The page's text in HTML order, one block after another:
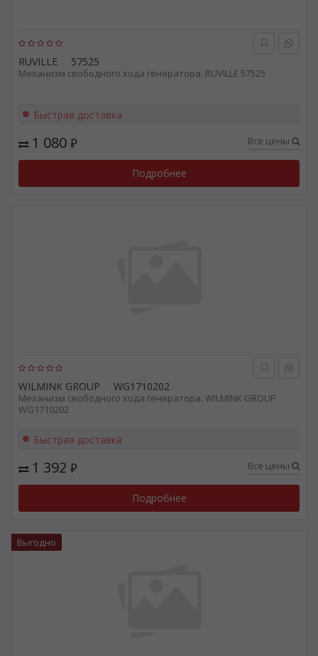
RUVILLE 57525
Механизм свободного хода генератора. RUVILLE 57525
Быстрая доставка
1 080 ₽ Все цены
Подробнее
WILMINK GROUP WG1710202
Механизм свободного хода генератора. WILMINK GROUP
WG1710202
Быстрая доставка
1 392 ₽ Все цены
Подробнее
Выгодно